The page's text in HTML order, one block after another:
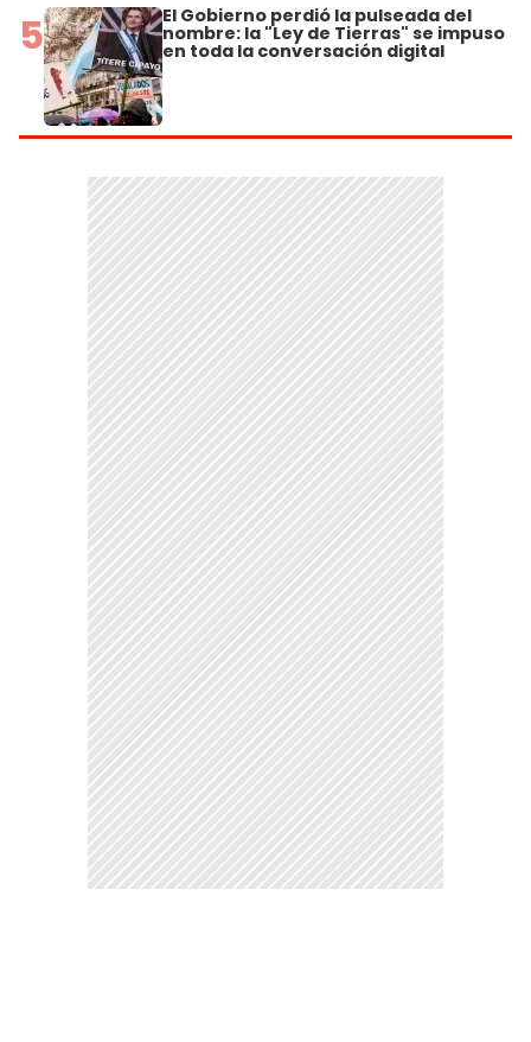
5 El Gobierno perdió la pulseada del
nombre: la "Ley de Tierras" se impuso
en toda la conversación digital